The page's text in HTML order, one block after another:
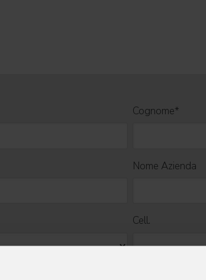
Cognome*
Nome Azienda
Cell.